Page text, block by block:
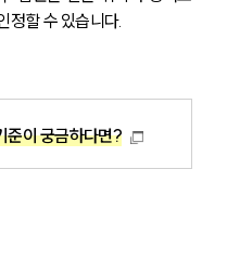
점
한 장점
정할 수 있습니다.
준이 궁금하다면?